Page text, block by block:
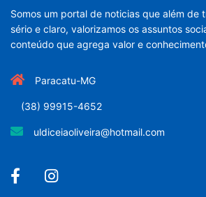
Somos um portal de noticias que além de
sério e claro, valorizamos os assuntos
conteúdo que agrega valor e
Paracatu-MG
(38) 99915-4652
uldiceiaoliveira@hotmail.com